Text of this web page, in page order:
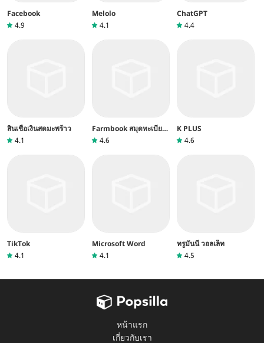
Facebook
4.9
Melolo
4.1
ChatGPT
4.4
สินเชื่อเงินสดมะพร้าว
4.1
Farmbook สมุดทะเบียน
เกษตรกร
4.6
K PLUS
4.6
TikTok
4.1
Microsoft Word
4.1
ทรูมันนี่ วอลเล็ท
4.5
หน้าแรก
เกี่ยวกับเรา